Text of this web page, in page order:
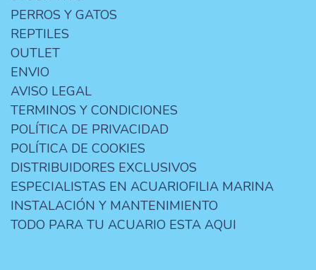
PERROS Y GATOS
REPTILES
OUTLET
ENVIO
AVISO LEGAL
TERMINOS Y CONDICIONES
POLÍTICA DE PRIVACIDAD
POLÍTICA DE COOKIES
DISTRIBUIDORES EXCLUSIVOS
ESPECIALISTAS EN ACUARIOFILIA MARINA
INSTALACIÓN Y MANTENIMIENTO
TODO PARA TU ACUARIO ESTA AQUI